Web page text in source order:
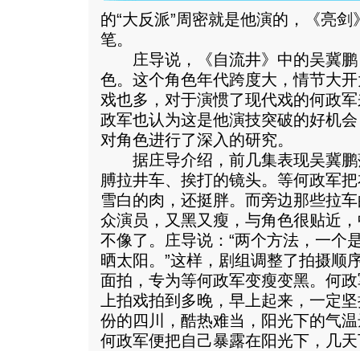
的“大反派”周密就是他演的，《亮
笔。
庄导说，《自流井》中的吴冀鹏
色。这个角色年代跨度大，情节大
戏也多，对于演惯了现代戏的何政
政军也认为这是他演技突破的好机
对角色进行了深入的研究。
据庄导介绍，前几集表现吴冀鹏
膊拉井车、挨打的镜头。等何政军
雪白的肉，还挺胖。而旁边那些拉
众演员，又黑又瘦，与角色很贴近
不像了。庄导说：“两个方法，一个
晒太阳。”这样，剧组调整了拍摄顺
面拍，专为等何政军变瘦变黑。何
上拍戏拍到多晚，早上起来，一定
份的四川，酷热难当，阳光下的气
何政军便把自己暴露在阳光下，几